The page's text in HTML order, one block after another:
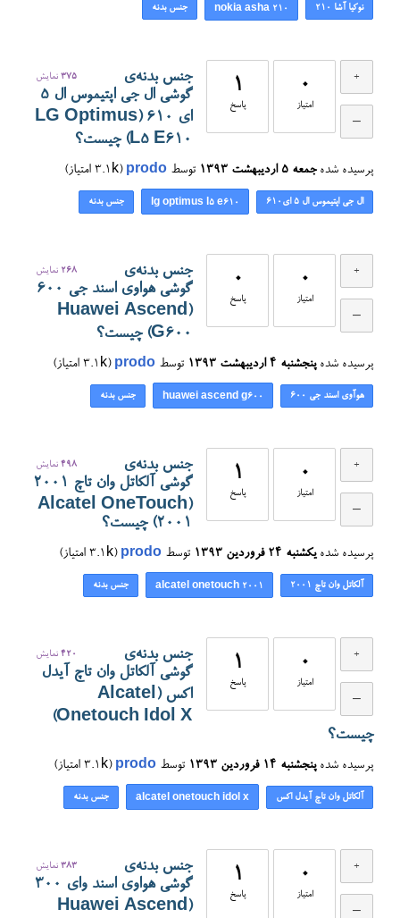
نوکیا آشا ۲۱۰ nokia asha 210 جنس بدنه
0
امتیاز
1
پاسخ
375 نمایش
جنس بدنه‌ی
گوشی ال جی اپتیموس ال ۵
ای ۶۱۰ (LG Optimus
L5 E610) چیست؟
پرسیده شده جمعه ۵ اردیبهشت ۱۳۹۳ توسط prodo
(
3.1k امتیاز)
ال جی اپتیموس ال ۵ ای۶۱۰ lg optimus l5 e610 جنس بدنه
0
امتیاز
0
پاسخ
268 نمایش
جنس بدنه‌ی
گوشی هواوی اسند جی ۶۰۰
(Huawei Ascend
G600) چیست؟
پرسیده شده پنجشنبه ۴ اردیبهشت ۱۳۹۳ توسط prodo
(
3.1k امتیاز)
هوآوی اسند جی ۶۰۰ huawei ascend g600 جنس بدنه
0
امتیاز
1
پاسخ
498 نمایش
جنس بدنه‌ی
گوشی آلکاتل وان تاچ ۲۰۰۱
(Alcatel OneTouch
2001) چیست؟
پرسیده شده یکشنبه ۲۴ فروردین ۱۳۹۳ توسط prodo
(
3.1k امتیاز)
آلکاتل وان تاچ ۲۰۰۱ alcatel onetouch 2001 جنس بدنه
0
امتیاز
1
پاسخ
420 نمایش
جنس بدنه‌ی
گوشی آلکاتل وان تاچ آیدل
اکس (Alcatel
Onetouch Idol X)
چیست؟
پرسیده شده پنجشنبه ۱۴ فروردین ۱۳۹۳ توسط prodo
(
3.1k امتیاز)
آلکاتل وان تاچ آیدل اکس alcatel onetouch idol x جنس بدنه
0
امتیاز
1
پاسخ
383 نمایش
جنس بدنه‌ی
گوشی هواوی اسند وای ۳۰۰
(Huawei Ascend